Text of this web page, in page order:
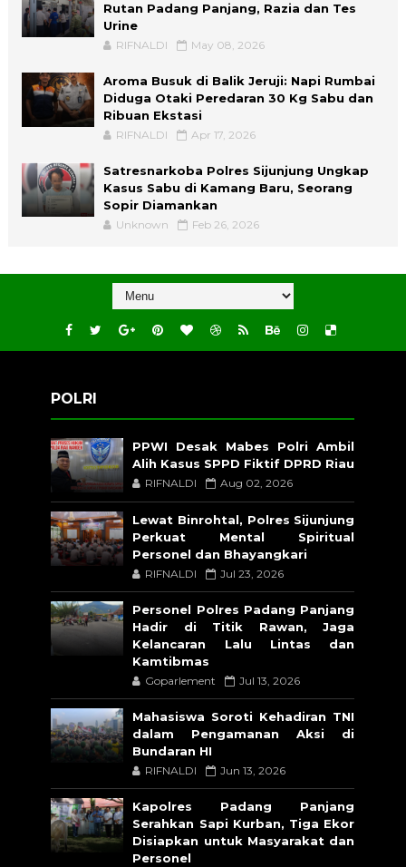
Rutan Padang Panjang, Razia dan Tes
Urine
RIFNALDI May 08, 2026
Aroma Busuk di Balik Jeruji: Napi Rumbai
Diduga Otaki Peredaran 30 Kg Sabu dan
Ribuan Ekstasi
RIFNALDI Apr 17, 2026
Satresnarkoba Polres Sijunjung Ungkap
Kasus Sabu di Kamang Baru, Seorang
Sopir Diamankan
Unknown Feb 26, 2026
POLRI
PPWI Desak Mabes Polri Ambil
Alih Kasus SPPD Fiktif DPRD Riau
RIFNALDI Aug 02, 2026
Lewat Binrohtal, Polres Sijunjung
Perkuat Mental Spiritual
Personel dan Bhayangkari
RIFNALDI Jul 23, 2026
Personel Polres Padang Panjang
Hadir di Titik Rawan, Jaga
Kelancaran Lalu Lintas dan
Kamtibmas
Goparlement Jul 13, 2026
Mahasiswa Soroti Kehadiran TNI
dalam Pengamanan Aksi di
Bundaran HI
RIFNALDI Jun 13, 2026
Kapolres Padang Panjang
Serahkan Sapi Kurban, Tiga Ekor
Disiapkan untuk Masyarakat dan
Personel